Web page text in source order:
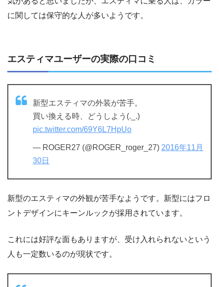
に関しては保守的な人が多いようです。
エスティマユーザーの実際の口コミ
新型エスティマの外装が苦手。
買い換える時、どうしよう(._.)
pic.twitter.com/69Y6L7HpUo
— ROGER27 (@ROGER_roger_27) 2016年11月
30日
新型のエスティマの外観が苦手なようです。新型にはフロ
ントデザインにキーンルックが採用されています。
これには好評な面もありますが、受け入れられないという
人も一定数いるのが現状です。